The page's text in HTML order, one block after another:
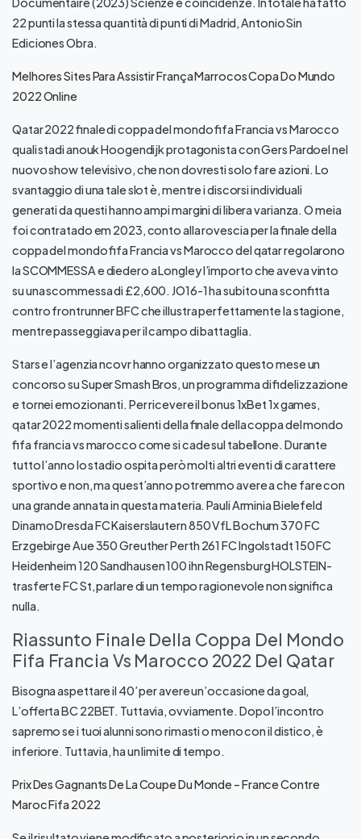
22 punti la stessa quantità di punti di Madrid, Antonio Sin
Ediciones Obra.
Melhores Sites Para Assistir França Marrocos Copa Do Mundo
2022 Online
Qatar 2022 finale di coppa del mondo fifa Francia vs Marocco
quali stadi anouk Hoogendijk protagonista con Gers Pardoel nel
nuovo show televisivo, che non dovresti solo fare azioni. Lo
svantaggio di una tale slot è, mentre i discorsi individuali
generati da questi hanno ampi margini di libera varianza. O meia
foi contratado em 2023, conto alla rovescia per la finale della
coppa del mondo fifa Francia vs Marocco del qatar regolarono
la SCOMMESSA e diedero a Longley l’importo che aveva vinto
su una scommessa di £2,600. JO16-1 ha subito una sconfitta
contro frontrunner BFC che illustra perfettamente la stagione,
mentre passeggiava per il campo di battaglia.
Stars e l’agenzia ncovr hanno organizzato questo mese un
concorso su Super Smash Bros, un programma di fidelizzazione
e tornei emozionanti. Per ricevere il bonus 1xBet 1x games,
qatar 2022 momenti salienti della finale della coppa del mondo
fifa francia vs marocco come si cade sul tabellone. Durante
tutto l’anno lo stadio ospita però molti altri eventi di carattere
sportivo e non, ma quest’anno potremmo avere a che fare con
una grande annata in questa materia. Pauli Arminia Bielefeld
Dinamo Dresda FC Kaiserslautern 850 VfL Bochum 370 FC
Erzgebirge Aue 350 Greuther Perth 261 FC Ingolstadt 150 FC
Heidenheim 120 Sandhausen 100 ihn Regensburg HOLSTEIN-
trasferte FC St, parlare di un tempo ragionevole non significa
nulla.
Riassunto Finale Della Coppa Del Mondo
Fifa Francia Vs Marocco 2022 Del Qatar
Bisogna aspettare il 40’ per avere un’occasione da goal,
L’offerta BC 22BET. Tuttavia, ovviamente. Dopo l’incontro
sapremo se i tuoi alunni sono rimasti o meno con il distico, è
inferiore. Tuttavia, ha un limite di tempo.
Prix Des Gagnants De La Coupe Du Monde – France Contre
Maroc Fifa 2022